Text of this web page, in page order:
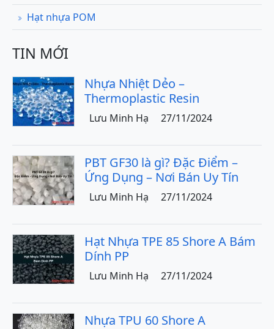
Hạt nhựa POM
TIN MỚI
Nhựa Nhiệt Dẻo –
Thermoplastic Resin
Lưu Minh Hạ 27/11/2024
PBT GF30 là gì? Đặc Điểm –
Ứng Dụng – Nơi Bán Uy Tín
Lưu Minh Hạ 27/11/2024
Hạt Nhựa TPE 85 Shore A Bám
Dính PP
Lưu Minh Hạ 27/11/2024
Nhựa TPU 60 Shore A